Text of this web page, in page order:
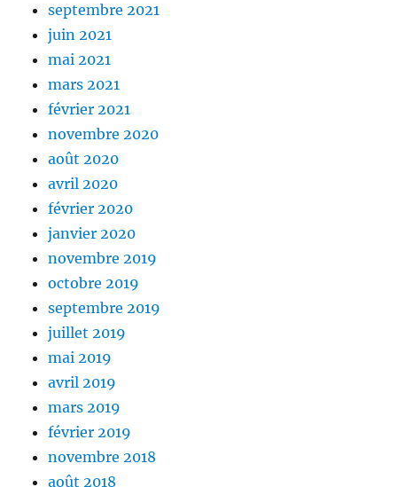
septembre 2021
juin 2021
mai 2021
mars 2021
février 2021
novembre 2020
août 2020
avril 2020
février 2020
janvier 2020
novembre 2019
octobre 2019
septembre 2019
juillet 2019
mai 2019
avril 2019
mars 2019
février 2019
novembre 2018
août 2018